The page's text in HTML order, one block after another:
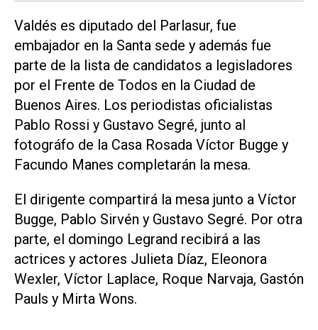
Valdés es diputado del Parlasur, fue
embajador en la Santa sede y además fue
parte de la lista de candidatos a legisladores
por el Frente de Todos en la Ciudad de
Buenos Aires. Los periodistas oficialistas
Pablo Rossi y Gustavo Segré, junto al
fotográfo de la Casa Rosada Víctor Bugge y
Facundo Manes completarán la mesa.
El dirigente compartirá la mesa junto a Víctor
Bugge, Pablo Sirvén y Gustavo Segré. Por otra
parte, el domingo Legrand recibirá a las
actrices y actores Julieta Díaz, Eleonora
Wexler, Víctor Laplace, Roque Narvaja, Gastón
Pauls y Mirta Wons.